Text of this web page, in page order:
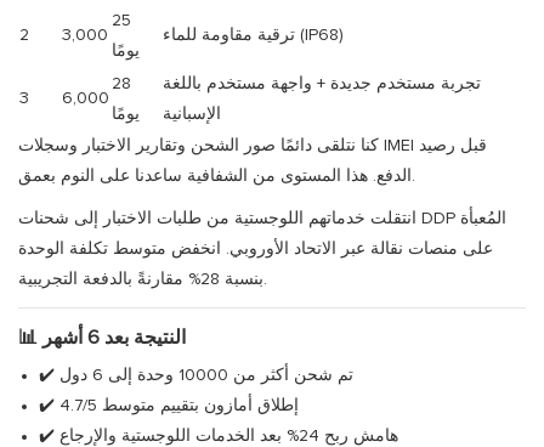
2 3,000
25
يومًا
ترقية مقاومة للماء (IP68)
3 6,000
28
يومًا
تجربة مستخدم جديدة + واجهة مستخدم باللغة
الإسبانية
كنا نتلقى دائمًا صور الشحن وتقارير الاختبار وسجلات IMEI قبل رصيد
الدفع. هذا المستوى من الشفافية ساعدنا على النوم بعمق.
انتقلت خدماتهم اللوجستية من طلبات الاختبار إلى شحنات DDP المُعبأة
على منصات نقالة عبر الاتحاد الأوروبي. انخفض متوسط ​​تكلفة الوحدة
بنسبة 28% مقارنةً بالدفعة التجريبية.
📊 النتيجة بعد 6 أشهر
✔️ تم شحن أكثر من 10000 وحدة إلى 6 دول
✔️ إطلاق أمازون بتقييم متوسط ​​4.7/5
✔️ هامش ربح 24% بعد الخدمات اللوجستية والإرجاع